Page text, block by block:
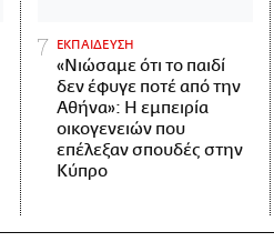
ΕΚΠΑΙΔΕΥΣΗ
«Νιώσαμε ότι το παιδί
δεν έφυγε ποτέ από την
Αθήνα»: Η εμπειρία
οικογενειών που
επέλεξαν σπουδές στην
Κύπρο